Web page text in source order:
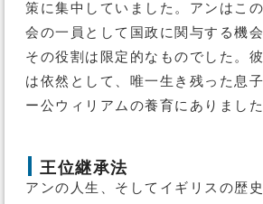
策に集中していました。アンはこ
会の一員として国政に関与する機
その役割は限定的なものでした。
は依然として、唯一生き残った息
ー公ウィリアムの養育にありました
王位継承法
アンの人生、そしてイギリスの歴